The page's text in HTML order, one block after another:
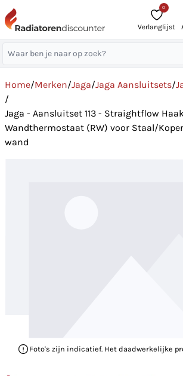
0
Verlanglijst
Home/Merken/Jaga/Jaga Aansluitsets/
/
Jaga - Aansluitset 113 - Straightflow
Wandthermostaat (RW) voor Staal/
wand
Foto's zijn indicatief. Het daadwerkelijke